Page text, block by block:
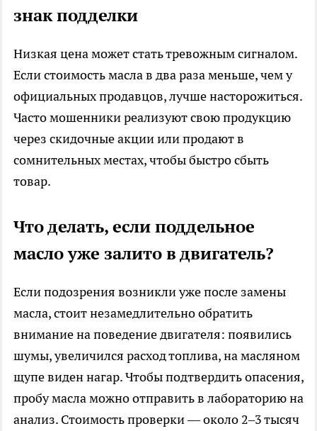
знак подделки
Низкая цена может стать тревожным сигналом.
Если стоимость масла в два раза меньше, чем у
официальных продавцов, лучше насторожиться.
Часто мошенники реализуют свою продукцию
через скидочные акции или продают в
сомнительных местах, чтобы быстро сбыть
товар.
Что делать, если поддельное
масло уже залито в двигатель?
Если подозрения возникли уже после замены
масла, стоит незамедлительно обратить
внимание на поведение двигателя: появились
шумы, увеличился расход топлива, на масляном
щупе виден нагар. Чтобы подтвердить опасения,
пробу масла можно отправить в лабораторию на
анализ. Стоимость проверки — около 2–3 тысяч